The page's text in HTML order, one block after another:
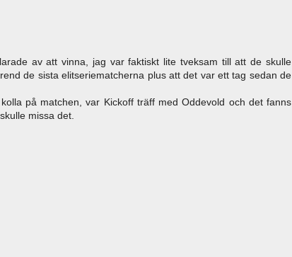
av att vinna, jag var faktiskt lite tveksam till att de skulle
de sista elitseriematcherna plus att det var ett tag sedan de
på matchen, var Kickoff träff med Oddevold och det fanns
missa det.